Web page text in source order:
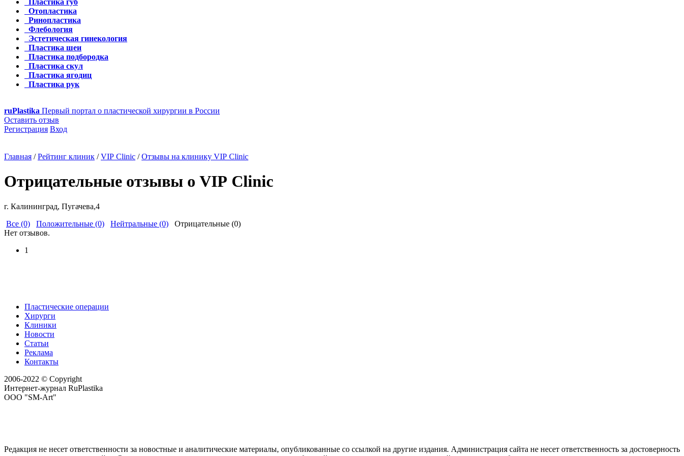
Пластика губ
Отопластика
Ринопластика
Флебология
Эстетическая гинекология
Пластика шеи
Пластика подбородка
Пластика скул
Пластика ягодиц
Пластика рук
ruPlastika Первый портал о пластической хирургии в России
Оставить отзыв
Регистрация Вход
Главная / Рейтинг клиник / VIP Clinic / Отзывы на клинику VIP Clinic
Отрицательные отзывы о VIP Clinic
г. Калининград, Пугачева,4
Все (0)
Положительные (0) Нейтральные (0) Отрицательные (0)
Нет отзывов.
1
Пластические операции
Хирурги
Клиники
Новости
Статьи
Реклама
Контакты
2006-2022 © Copyright
Интернет-журнал RuPlastika
ООО "SM-Art"
Редакция не несет ответственности за новостные и аналитические материалы, опубликованные со ссылкой на другие издания. Администрация сайта не несет ответственность за достоверность